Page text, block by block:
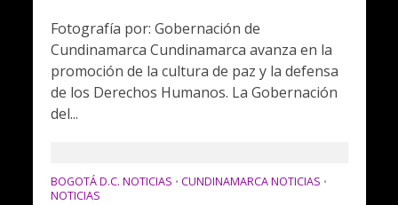
Fotografía por: Gobernación de
Cundinamarca Cundinamarca avanza en la
promoción de la cultura de paz y la defensa
de los Derechos Humanos. La Gobernación
del...
BOGOTÁ D.C. NOTICIAS • CUNDINAMARCA NOTICIAS •
NOTICIAS